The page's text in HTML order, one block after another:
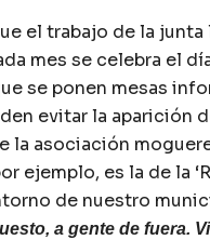
el trabajo de la
mes se celebra el
se ponen mesas
evitar la aparición
la asociación
ejemplo, es la de la
de nuestro
a gente de fuera.